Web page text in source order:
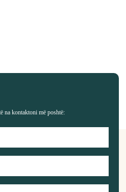
na kontaktoni më poshtë: